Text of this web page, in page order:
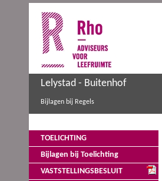
Lelystad - Buitenhof
Bijlagen bij Regels
TOELICHTING
Bijlagen bij Toelichting
VASTSTELLINGSBESLUIT